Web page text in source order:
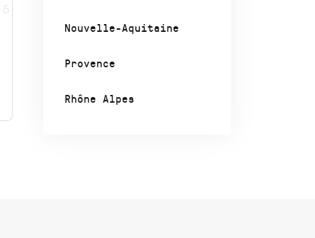
Nouvelle-Aquitaine
Provence
Rhône Alpes
5